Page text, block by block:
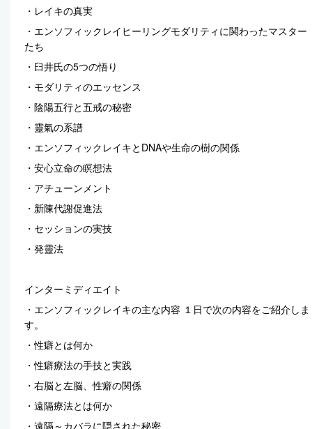
・レイキの真実
・エンソフィックレイヒーリングモダリティに関わったマスター
たち
・臼井氏の5つの悟り
・モダリティのエッセンス
・陰陽五行と五戒の秘密
・靈氣の系譜
・エンソフィックレイキとDNAや生命の樹の関係
・安心立命の瞑想法
・アチューンメント
・新陳代謝促進法
・セッションの実技
・発靈法
インターミディエイト
・エンソフィックレイキの主な内容 １日で次の内容をご紹介しま
す。
・性癖とは何か
・性癖療法の手技と実践
・右脳と左脳、性癖の関係
・遠隔療法とは何か
・遠隔～カバラに隠された秘密